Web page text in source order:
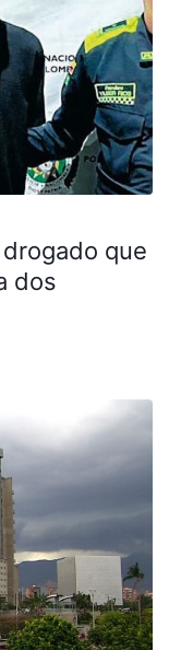
que
dos